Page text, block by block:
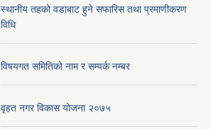
स्थानीय तहको वडाबाट हुने सफारिस तथा प्रमाणीकरण
विधि
विषयगत समितिको नाम र सम्पर्क नम्बर
वृहत नगर विकास योजना २०७५